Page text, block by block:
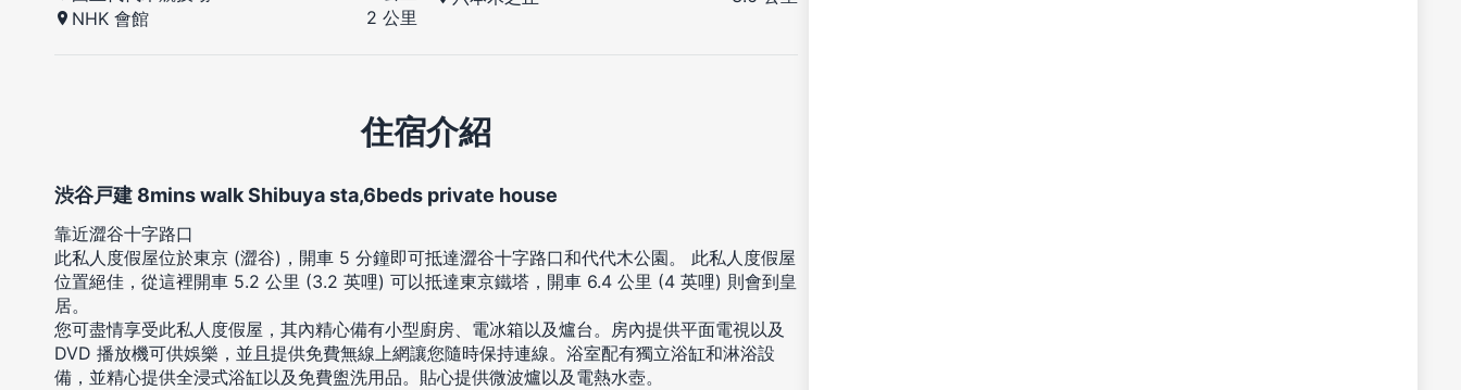
NHK 會館
2 公里
住宿介紹
渋谷戸建 8mins walk Shibuya sta,6beds private house
靠近澀谷十字路口
此私人度假屋位於東京 (澀谷)，開車 5 分鐘即可抵達澀谷十字路口和代代木公園。 此私人度假屋
位置絕佳，從這裡開車 5.2 公里 (3.2 英哩) 可以抵達東京鐵塔，開車 6.4 公里 (4 英哩) 則會到皇
居。
您可盡情享受此私人度假屋，其內精心備有小型廚房、電冰箱以及爐台。房內提供平面電視以及
DVD 播放機可供娛樂，並且提供免費無線上網讓您隨時保持連線。浴室配有獨立浴缸和淋浴設
備，並精心提供全浸式浴缸以及免費盥洗用品。貼心提供微波爐以及電熱水壺。